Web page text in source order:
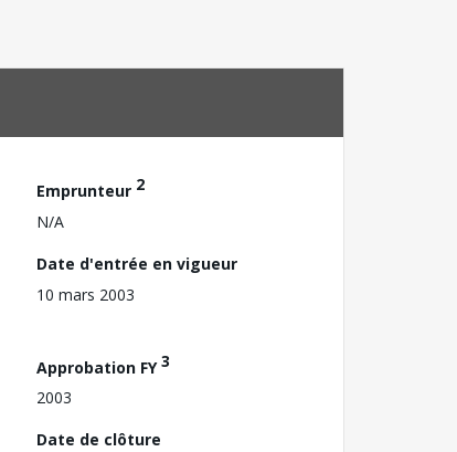
Emprunteur 2
N/A
Date d'entrée en vigueur
10 mars 2003
Approbation FY3
2003
Date de clôture